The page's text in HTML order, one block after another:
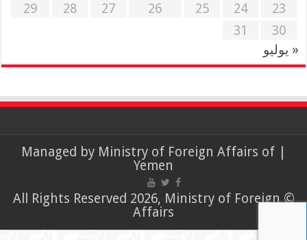
23
24
25
26
27
28
29
30
31
« يوليو
Ministry of Foreign Affairs of
Yemen
© All Rights Reserved 2026, Ministry of Foreign
Affairs